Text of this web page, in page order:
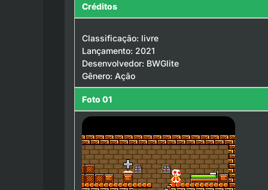
Créditos
Classificação: livre
Lançamento: 2021
Desenvolvedor: BWGlite
Gênero: Ação
Foto 01